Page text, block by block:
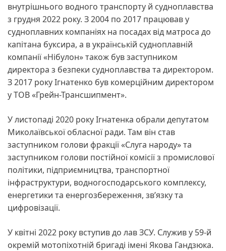
внутрішнього водного транспорту й судноплавства
з грудня 2022 року. З 2004 по 2017 працював у
судноплавних компаніях на посадах від матроса до
капітана буксира, а в українській судноплавній
компанії «Нібулон» також був заступником
директора з безпеки судноплавства та директором.
З 2017 року Ігнатенко був комерційним директором
у ТОВ «Грейн-Трансшипмент».
У листопаді 2020 року Ігнатенка обрали депутатом
Миколаївської обласної ради. Там він став
заступником голови фракції «Слуга народу» та
заступником голови постійної комісії з промислової
політики, підприємництва, транспортної
інфраструктури, водногосподарського комплексу,
енергетики та енергозбереження, зв’язку та
цифровізації.
У квітні 2022 року вступив до лав ЗСУ. Служив у 59-й
окремій мотопіхотній бригаді імені Якова Гандзюка.